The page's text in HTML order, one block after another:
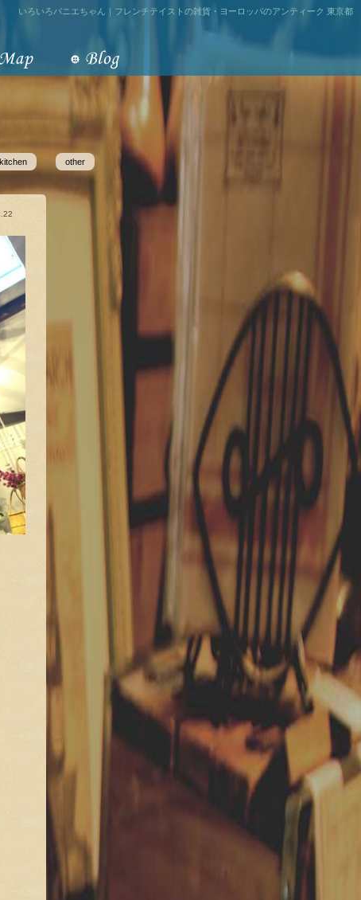
いろいろパニエちゃん｜フレンチテイストの雑貨・ヨーロッパのアンティーク 東京都
kitchen other